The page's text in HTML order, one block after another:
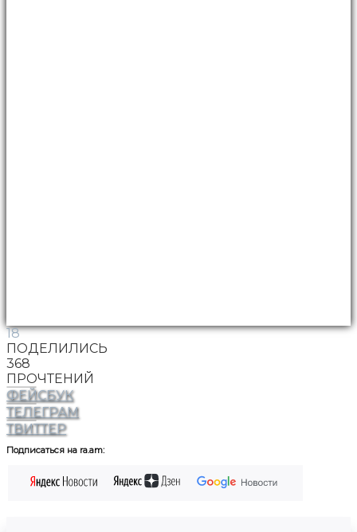
18
ПОДЕЛИЛИСЬ
368
ПРОЧТЕНИЙ
ФЕЙСБУК
ТЕЛЕГРАМ
ТВИТТЕР
Подписаться на ra.am: